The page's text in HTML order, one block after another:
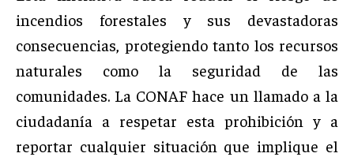
incendios forestales y sus devastadoras
consecuencias, protegiendo tanto los recursos
naturales como la seguridad de las
comunidades. La CONAF hace un llamado a la
ciudadanía a respetar esta prohibición y a
reportar cualquier situación que implique el